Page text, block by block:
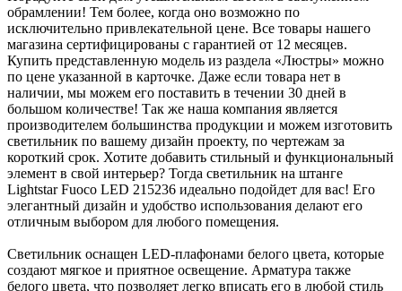
обрамлении! Тем более, когда оно возможно по
исключительно привлекательной цене. Все товары нашего
магазина сертифицированы с гарантией от 12 месяцев.
Купить представленную модель из раздела «Люстры» можно
по цене указанной в карточке. Даже если товара нет в
наличии, мы можем его поставить в течении 30 дней в
большом количестве! Так же наша компания является
производителем большинства продукции и можем изготовить
светильник по вашему дизайн проекту, по чертежам за
короткий срок. Хотите добавить стильный и функциональный
элемент в свой интерьер? Тогда светильник на штанге
Lightstar Fuoco LED 215236 идеально подойдет для вас! Его
элегантный дизайн и удобство использования делают его
отличным выбором для любого помещения.
Светильник оснащен LED-плафонами белого цвета, которые
создают мягкое и приятное освещение. Арматура также
белого цвета, что позволяет легко вписать его в любой стиль